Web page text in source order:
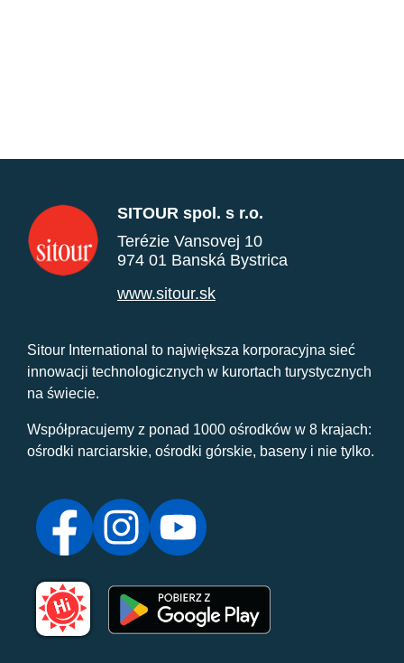
SITOUR spol. s r.o.
Terézie Vansovej 10
974 01 Banská Bystrica
www.sitour.sk
Sitour International to największa korporacyjna sieć
innowacji technologicznych w kurortach turystycznych
na świecie.
Współpracujemy z ponad 1000 ośrodków w 8 krajach:
ośrodki narciarskie, ośrodki górskie, baseny i nie tylko.